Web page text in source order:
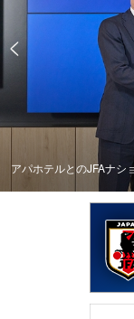
アパホテルとのJFAナシ